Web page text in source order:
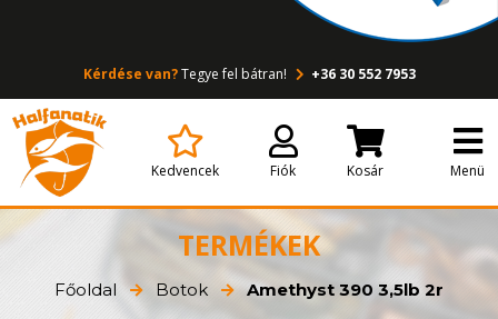
Kérdése van?Tegye fel bátran! +36 30 552 7953
Kedvencek Fiók Kosár Menü
TERMÉKEK
Főoldal Botok Amethyst 390 3,5lb 2r